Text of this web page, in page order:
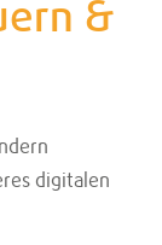
&
digitalen